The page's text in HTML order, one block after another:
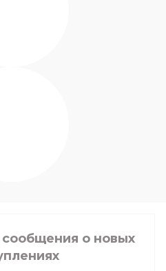
сообщения о новых